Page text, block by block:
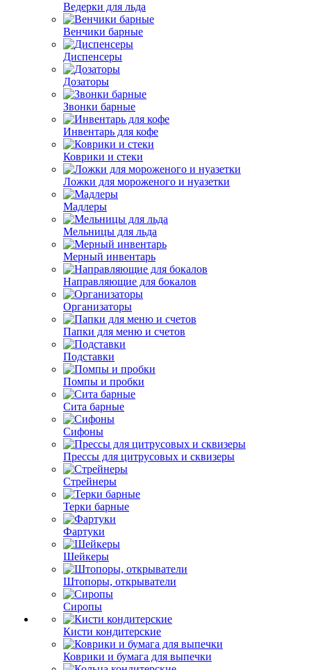
Ведерки для льда
Венчики барные
Диспенсеры
Дозаторы
Звонки барные
Инвентарь для кофе
Коврики и стеки
Ложки для мороженого и нуазетки
Мадлеры
Мельницы для льда
Мерный инвентарь
Направляющие для бокалов
Организаторы
Папки для меню и счетов
Подставки
Помпы и пробки
Сита барные
Сифоны
Прессы для цитрусовых и сквизеры
Стрейнеры
Терки барные
Фартуки
Шейкеры
Штопоры, открыватели
Сиропы
Кисти кондитерские
Коврики и бумага для выпечки